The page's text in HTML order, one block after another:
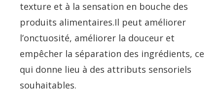
texture et à la sensation en bouche des
produits alimentaires.Il peut améliorer
l’onctuosité, améliorer la douceur et
empêcher la séparation des ingrédients, ce
qui donne lieu à des attributs sensoriels
souhaitables.